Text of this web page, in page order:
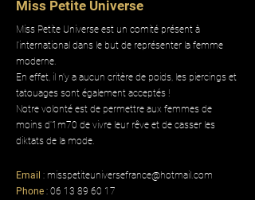
Miss Petite Universe
Miss Petite Universe est un comité présent à
l'international dans le but de représenter la femme
moderne.
En effet, il n'y a aucun critère de poids, les piercings et
tatouages sont également acceptés !
Notre volonté est de permettre aux femmes de
moins d'1m70 de vivre leur rêve et de casser les
diktats de la mode.
Email : misspetiteuniversefrance@hotmail.com
Phone : 06 13 89 60 17